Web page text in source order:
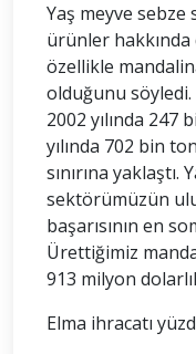
Yaş meyve
ürünler hakkında
özellikle
olduğunu söyledi.
2002 yılında 247
yılında 702 bin
sınırına yaklaştı.
sektörümüzün
başarısının en
Ürettiğimiz
913 milyon
Elma ihracatı